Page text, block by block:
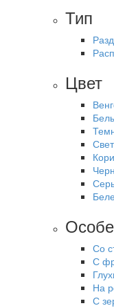
Тип
Цвет
Со
С
На
С